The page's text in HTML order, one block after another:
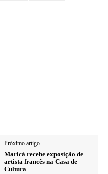
Próximo artigo
Maricá recebe exposição de
artista francês na Casa de
Cultura